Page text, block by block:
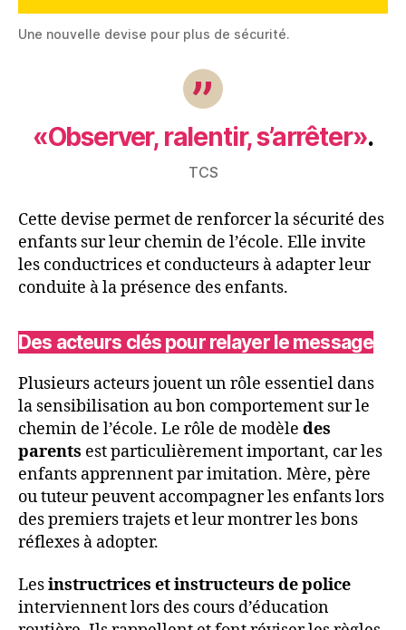
Une nouvelle devise pour plus de sécurité.
«Observer, ralentir, s’arrêter».
TCS
Cette devise permet de renforcer la sécurité des
enfants sur leur chemin de l’école. Elle invite
les conductrices et conducteurs à adapter leur
conduite à la présence des enfants.
Des acteurs clés pour relayer le message
Plusieurs acteurs jouent un rôle essentiel dans
la sensibilisation au bon comportement sur le
chemin de l’école. Le rôle de modèle des
parents est particulièrement important, car les
enfants apprennent par imitation. Mère, père
ou tuteur peuvent accompagner les enfants lors
des premiers trajets et leur montrer les bons
réflexes à adopter.
Lesinstructrices et instructeurs de police
interviennent lors des cours d’éducation